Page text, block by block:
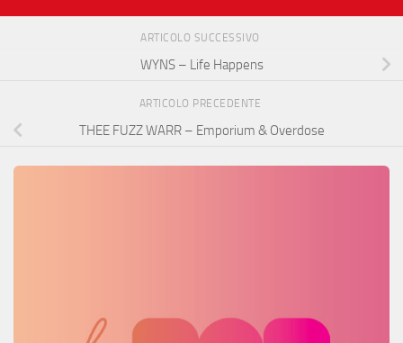
ARTICOLO SUCCESSIVO
WYNS – Life Happens
ARTICOLO PRECEDENTE
THEE FUZZ WARR – Emporium & Overdose